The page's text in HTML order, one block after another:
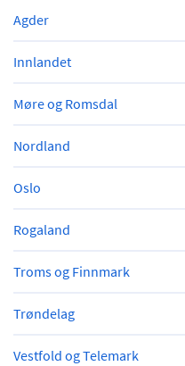
Agder
Innlandet
Møre og Romsdal
Nordland
Oslo
Rogaland
Troms og Finnmark
Trøndelag
Vestfold og Telemark